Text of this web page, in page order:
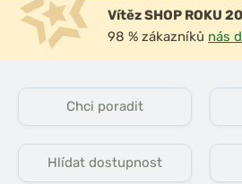
Vítěz SHOP ROKU
98 % zákazníků nás
Chci poradit
Hlídat dostupnost